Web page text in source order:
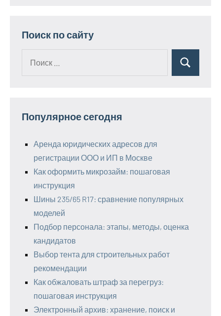
Поиск по сайту
Поиск
Популярное сегодня
Аренда юридических адресов для
регистрации ООО и ИП в Москве
Как оформить микрозайм: пошаговая
инструкция
Шины 235/65 R17: сравнение популярных
моделей
Подбор персонала: этапы, методы, оценка
кандидатов
Выбор тента для строительных работ
рекомендации
Как обжаловать штраф за перегруз:
пошаговая инструкция
Электронный архив: хранение, поиск и